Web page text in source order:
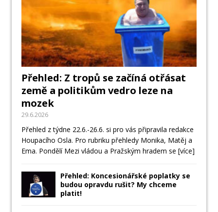
Přehled: Z tropů se začíná otřásat
země a politikům vedro leze na
mozek
29.6.2026
Přehled z týdne 22.6.-26.6. si pro vás připravila redakce
Houpacího Osla. Pro rubriku přehledy Monika, Matěj a
Ema. Pondělí Mezi vládou a Pražským hradem se [více]
Přehled: Koncesionářské poplatky se
budou opravdu rušit? My chceme
platit!